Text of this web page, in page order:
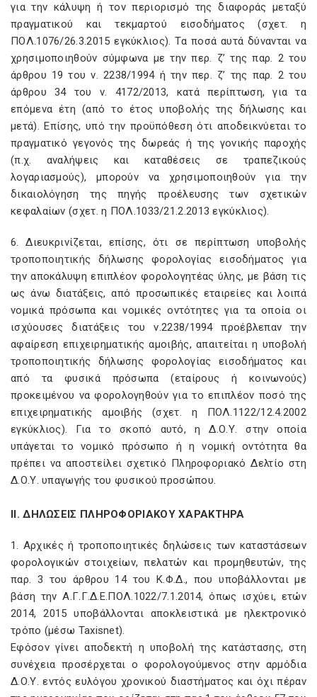
για την κάλυψη ή τον περιορισμό της διαφοράς μεταξύ
πραγματικού και τεκμαρτού εισοδήματος (σχετ. η
ΠΟΛ.1076/26.3.2015 εγκύκλιος). Τα ποσά αυτά δύνανται να
χρησιμοποιηθούν σύμφωνα με την περ. ζ’ της παρ. 2 του
άρθρου 19 του ν. 2238/1994 ή την περ. ζ’ της παρ. 2 του
άρθρου 34 του ν. 4172/2013, κατά περίπτωση, για τα
επόμενα έτη (από το έτος υποβολής της δήλωσης και
μετά). Επίσης, υπό την προϋπόθεση ότι αποδεικνύεται το
πραγματικό γεγονός της δωρεάς ή της γονικής παροχής
(π.χ. αναλήψεις και καταθέσεις σε τραπεζικούς
λογαριασμούς), μπορούν να χρησιμοποιηθούν για την
δικαιολόγηση της πηγής προέλευσης των σχετικών
κεφαλαίων (σχετ. η ΠΟΛ.1033/21.2.2013 εγκύκλιος).
6. Διευκρινίζεται, επίσης, ότι σε περίπτωση υποβολής
τροποποιητικής δήλωσης φορολογίας εισοδήματος για
την αποκάλυψη επιπλέον φορολογητέας ύλης, με βάση τις
ως άνω διατάξεις, από προσωπικές εταιρείες και λοιπά
νομικά πρόσωπα και νομικές οντότητες για τα οποία οι
ισχύουσες διατάξεις του ν.2238/1994 προέβλεπαν την
αφαίρεση επιχειρηματικής αμοιβής, απαιτείται η υποβολή
τροποποιητικής δήλωσης φορολογίας εισοδήματος και
από τα φυσικά πρόσωπα (εταίρους ή κοινωνούς)
προκειμένου να φορολογηθούν για το επιπλέον ποσό της
επιχειρηματικής αμοιβής (σχετ. η ΠΟΛ.1122/12.4.2002
εγκύκλιος). Για το σκοπό αυτό, η Δ.Ο.Υ. στην οποία
υπάγεται το νομικό πρόσωπο ή η νομική οντότητα θα
πρέπει να αποστείλει σχετικό Πληροφοριακό Δελτίο στη
Δ.Ο.Υ. υπαγωγής του φυσικού προσώπου.
ΙΙ. ΔΗΛΩΣΕΙΣ ΠΛΗΡΟΦΟΡΙΑΚΟΥ ΧΑΡΑΚΤΗΡΑ
1. Αρχικές ή τροποποιητικές δηλώσεις των καταστάσεων
φορολογικών στοιχείων, πελατών και προμηθευτών, της
παρ. 3 του άρθρου 14 του Κ.Φ.Δ., που υποβάλλονται με
βάση την Α.Γ.Γ.Δ.Ε.ΠΟΛ.1022/7.1.2014, όπως ισχύει, ετών
2014, 2015 υποβάλλονται αποκλειστικά με ηλεκτρονικό
τρόπο (μέσω Taxisnet).
Εφόσον γίνει αποδεκτή η υποβολή της κατάστασης, στη
συνέχεια προσέρχεται ο φορολογούμενος στην αρμόδια
Δ.Ο.Υ. εντός ευλόγου χρονικού διαστήματος και όχι πέραν